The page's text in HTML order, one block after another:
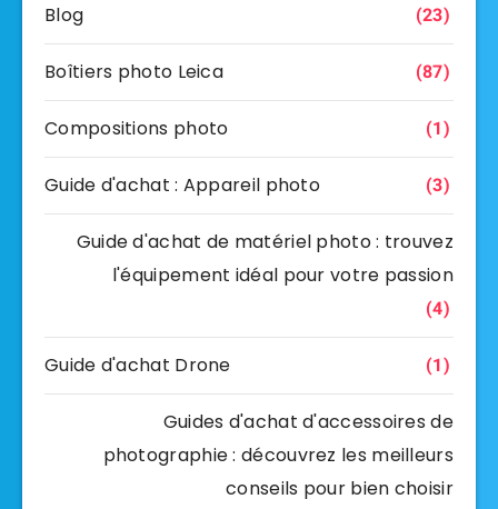
Blog (23)
Boîtiers photo Leica (87)
Compositions photo (1)
Guide d'achat : Appareil photo (3)
Guide d'achat de matériel photo : trouvez
l'équipement idéal pour votre passion
(4)
Guide d'achat Drone (1)
Guides d'achat d'accessoires de
photographie : découvrez les meilleurs
conseils pour bien choisir